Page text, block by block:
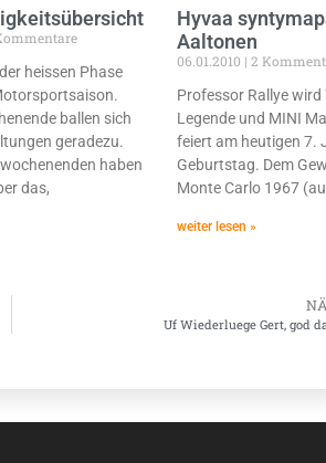
heissen Phase
ballen sich
geradezu.
haben
das,
Hyvaa
Aaltonen
06.01.2010
2
Professor Rallye wird
Legende und MINI
feiert am heutigen 7.
Geburtstag. Dem
Monte Carlo 1967
weiter lesen »
Uf Wiederluege Gert, god